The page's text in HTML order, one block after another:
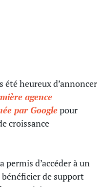
été heureux d’annoncer
agence
par Googlepour
croissance
permis d’accéder à un
de support